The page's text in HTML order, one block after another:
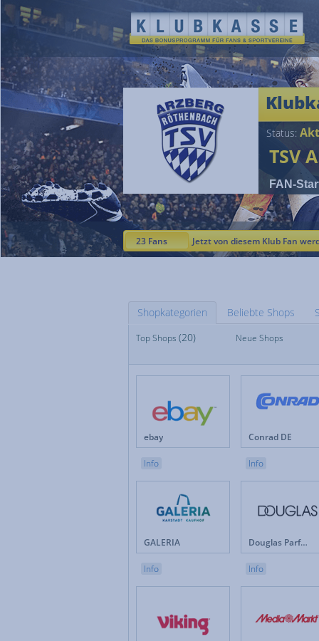
Status:
TSV
FAN-
23 Fans Jetzt von diesem Klub Fan
Shopkategorien Beliebte Shops
Top Shops
Apotheken
Baby & Kinder
Blumen
Brillen & Kontaktlinsen
Bücher & Zeitschriften
Büro & Betrieb
Elektronik & Haushaltgeräte
Energieversorger
Versicherungen & Finanzen
Weihnachten
Top Shops (20) Neue Shops
ebay
Info
Conrad DE
Info
GALERIA
Info
Douglas Parfümerie DE
Info